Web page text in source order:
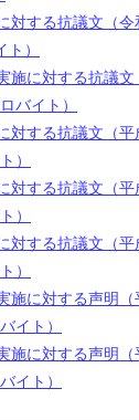
対する抗議文（令
）
施に対する抗議
バイト）
対する抗議文（平
）
対する抗議文（平
）
対する抗議文（平
）
施に対する声明
イト）
施に対する声明
イト）